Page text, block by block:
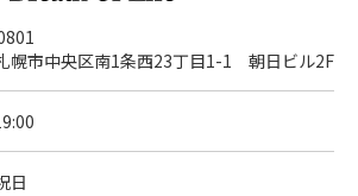
幌市中央区南1条西23丁目1-1 朝日ビル2F
日